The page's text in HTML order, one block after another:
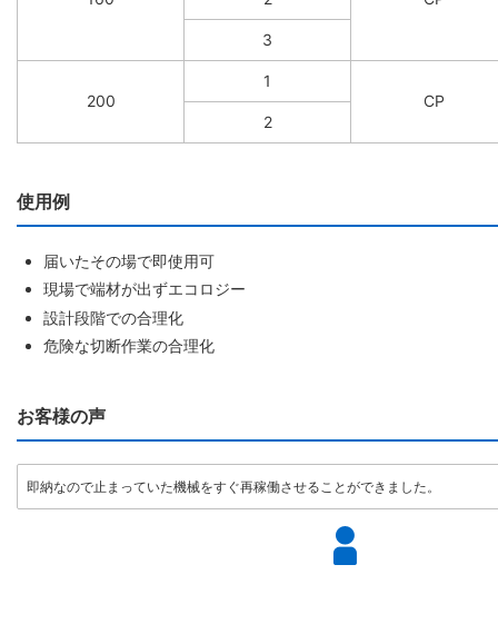
3
200
1
CP
2
使用例
届いたその場で即使用可
現場で端材が出ずエコロジー
設計段階での合理化
危険な切断作業の合理化
お客様の声
即納なので止まっていた機械をすぐ再稼働させることができました。